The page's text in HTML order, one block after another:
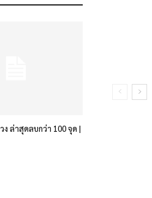
ง ล่าสุดลบกว่า 100 จุด |